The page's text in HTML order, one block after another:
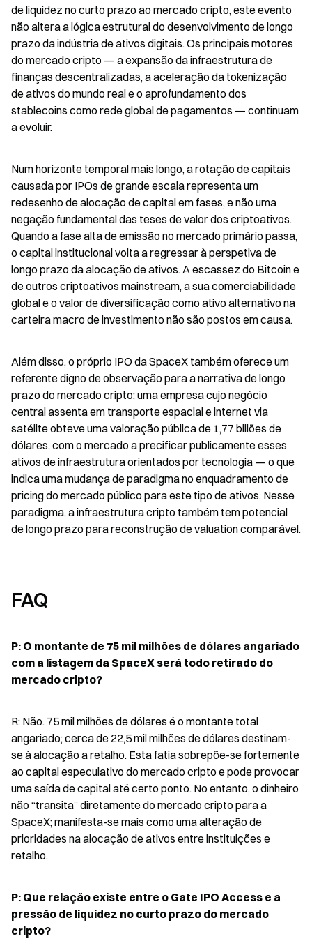
de liquidez no curto prazo ao mercado cripto, este evento
não altera a lógica estrutural do desenvolvimento de longo
prazo da indústria de ativos digitais. Os principais motores
do mercado cripto — a expansão da infraestrutura de
finanças descentralizadas, a aceleração da tokenização
de ativos do mundo real e o aprofundamento dos
stablecoins como rede global de pagamentos — continuam
a evoluir.
Num horizonte temporal mais longo, a rotação de capitais
causada por IPOs de grande escala representa um
redesenho de alocação de capital em fases, e não uma
negação fundamental das teses de valor dos criptoativos.
Quando a fase alta de emissão no mercado primário passa,
o capital institucional volta a regressar à perspetiva de
longo prazo da alocação de ativos. A escassez do Bitcoin e
de outros criptoativos mainstream, a sua comerciabilidade
global e o valor de diversificação como ativo alternativo na
carteira macro de investimento não são postos em causa.
Além disso, o próprio IPO da SpaceX também oferece um
referente digno de observação para a narrativa de longo
prazo do mercado cripto: uma empresa cujo negócio
central assenta em transporte espacial e internet via
satélite obteve uma valoração pública de 1,77 biliões de
dólares, com o mercado a precificar publicamente esses
ativos de infraestrutura orientados por tecnologia — o que
indica uma mudança de paradigma no enquadramento de
pricing do mercado público para este tipo de ativos. Nesse
paradigma, a infraestrutura cripto também tem potencial
de longo prazo para reconstrução de valuation comparável.
FAQ
P: O montante de 75 mil milhões de dólares angariado
com a listagem da SpaceX será todo retirado do
mercado cripto?
R: Não. 75 mil milhões de dólares é o montante total
angariado; cerca de 22,5 mil milhões de dólares destinam-
se à alocação a retalho. Esta fatia sobrepõe-se fortemente
ao capital especulativo do mercado cripto e pode provocar
uma saída de capital até certo ponto. No entanto, o dinheiro
não “transita” diretamente do mercado cripto para a
SpaceX; manifesta-se mais como uma alteração de
prioridades na alocação de ativos entre instituições e
retalho.
P: Que relação existe entre o Gate IPO Access e a
pressão de liquidez no curto prazo do mercado
cripto?